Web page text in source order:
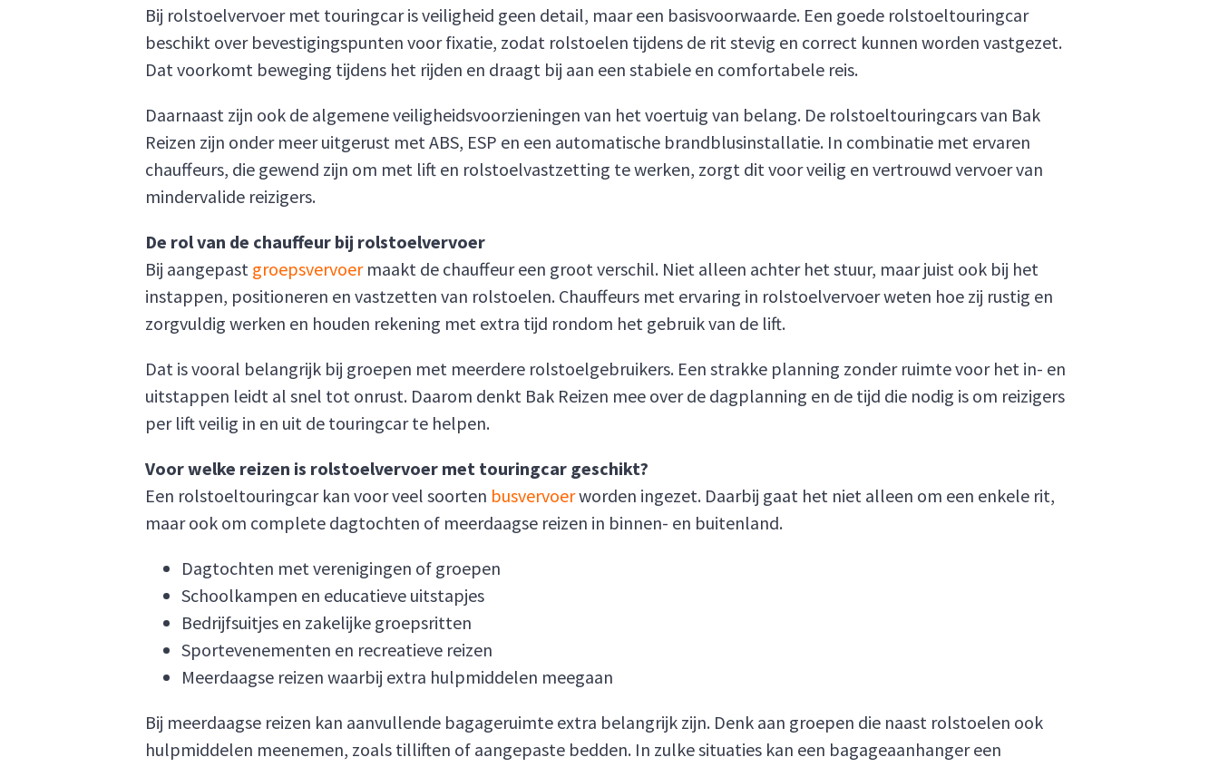
Bij rolstoelvervoer met touringcar is veiligheid geen detail, maar een basisvoorwaarde. Een goede rolstoeltouringcar
beschikt over bevestigingspunten voor fixatie, zodat rolstoelen tijdens de rit stevig en correct kunnen worden vastgezet.
Dat voorkomt beweging tijdens het rijden en draagt bij aan een stabiele en comfortabele reis.
Daarnaast zijn ook de algemene veiligheidsvoorzieningen van het voertuig van belang. De rolstoeltouringcars van Bak
Reizen zijn onder meer uitgerust met ABS, ESP en een automatische brandblusinstallatie. In combinatie met ervaren
chauffeurs, die gewend zijn om met lift en rolstoelvastzetting te werken, zorgt dit voor veilig en vertrouwd vervoer van
mindervalide reizigers.
De rol van de chauffeur bij rolstoelvervoer
Bij aangepast groepsvervoermaakt de chauffeur een groot verschil. Niet alleen achter het stuur, maar juist ook bij het
instappen, positioneren en vastzetten van rolstoelen. Chauffeurs met ervaring in rolstoelvervoer weten hoe zij rustig en
zorgvuldig werken en houden rekening met extra tijd rondom het gebruik van de lift.
Dat is vooral belangrijk bij groepen met meerdere rolstoelgebruikers. Een strakke planning zonder ruimte voor het in- en
uitstappen leidt al snel tot onrust. Daarom denkt Bak Reizen mee over de dagplanning en de tijd die nodig is om reizigers
per lift veilig in en uit de touringcar te helpen.
Voor welke reizen is rolstoelvervoer met touringcar geschikt?
Een rolstoeltouringcar kan voor veel soorten busvervoerworden ingezet. Daarbij gaat het niet alleen om een enkele rit,
maar ook om complete dagtochten of meerdaagse reizen in binnen- en buitenland.
Dagtochten met verenigingen of groepen
Schoolkampen en educatieve uitstapjes
Bedrijfsuitjes en zakelijke groepsritten
Sportevenementen en recreatieve reizen
Meerdaagse reizen waarbij extra hulpmiddelen meegaan
Bij meerdaagse reizen kan aanvullende bagageruimte extra belangrijk zijn. Denk aan groepen die naast rolstoelen ook
hulpmiddelen meenemen, zoals tilliften of aangepaste bedden. In zulke situaties kan een bagageaanhanger een